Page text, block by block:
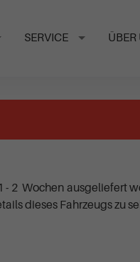
SERVICE ÜBER
2 Wochen ausgeliefert
dieses Fahrzeugs zu